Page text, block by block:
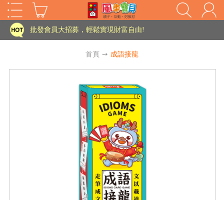
家長樂了!「風車書版集團暨FOOD超人企業總部」目前正興建中!
批發會員大招募，輕鬆實現財富自由!
老師您好!!幼教會員火熱招募中~
海外購物免煩惱！點我查看『海外購物流程說明』
批發會員大招募，輕鬆實現財富自由!
老師您好!!幼教會員火熱招募中~
海外購物免煩惱！點我查看『海外購物流程說明』
首頁 ➙ 成語接龍